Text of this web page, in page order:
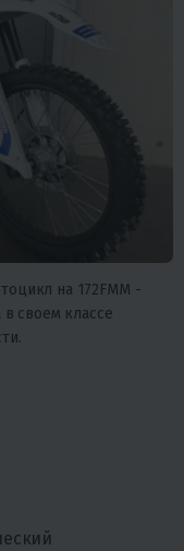
на 172FMM -
своем классе